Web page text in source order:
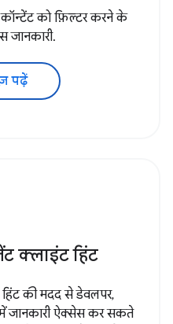
कॉन्टेंट को फ़िल्टर करने के
जानकारी.
पढ़ें
क्लाइंट हिंट
की मदद से डेवलपर,
में जानकारी ऐक्सेस कर सकते